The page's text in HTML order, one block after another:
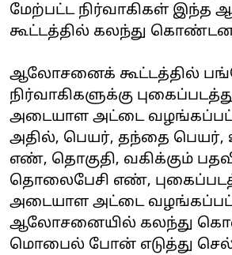
மேற்பட்ட நிர்வாகிகள்
கூட்டத்தில் கலந்து
ஆலோசனைக் கூட்டத்தில்
நிர்வாகிகளுக்கு
அடையாள அட்டை
அதில், பெயர், தந்தை
எண், தொகுதி, வகிக்கும்
தொலைபேசி எண்,
அடையாள அட்டை
ஆலோசனையில் கலந்து
மொபைல் போன் எடுத்து